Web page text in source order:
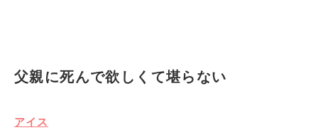
父親に死んで欲しくて堪らない
アイス